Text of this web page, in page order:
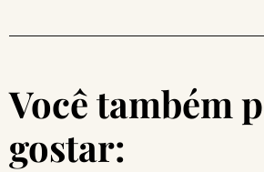
Você também
gostar: